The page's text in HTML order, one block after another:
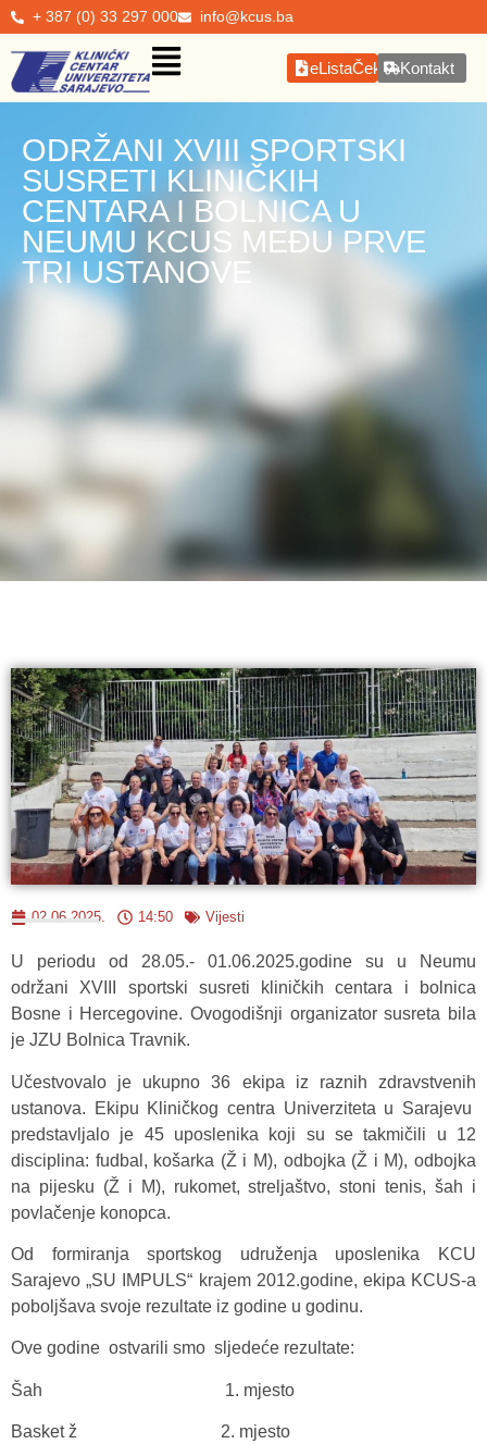
+ 387 (0) 33 297 000 info@kcus.ba
eListaČekanjaKontakt
ODRŽANI XVIII SPORTSKI
SUSRETI KLINIČKIH
CENTARA I BOLNICA U
NEUMU KCUS MEĐU PRVE
TRI USTANOVE
02.06.2025. 14:50 Vijesti
U periodu od 28.05.- 01.06.2025.godine su u Neumu
održani XVIII sportski susreti kliničkih centara i bolnica
Bosne i Hercegovine. Ovogodišnji organizator susreta bila
je JZU Bolnica Travnik.
Učestvovalo je ukupno 36 ekipa iz raznih zdravstvenih
ustanova. Ekipu Kliničkog centra Univerziteta u Sarajevu
predstavljalo je 45 uposlenika koji su se takmičili u 12
disciplina: fudbal, košarka (Ž i M), odbojka (Ž i M), odbojka
na pijesku (Ž i M), rukomet, streljaštvo, stoni tenis, šah i
povlačenje konopca.
Od formiranja sportskog udruženja uposlenika KCU
Sarajevo „SU IMPULS“ krajem 2012.godine, ekipa KCUS-a
poboljšava svoje rezultate iz godine u godinu.
Ove godine ostvarili smo sljedeće rezultate:
Šah 1. mjesto
Basket ž 2. mjesto